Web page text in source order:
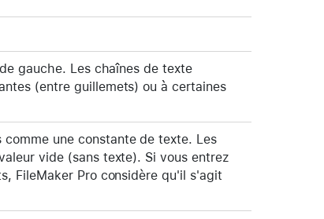
gauche. Les chaînes de texte
(entre guillemets) ou à certaines
une constante de texte. Les
vide (sans texte). Si vous entrez
FileMaker Pro considère qu'il s'agit